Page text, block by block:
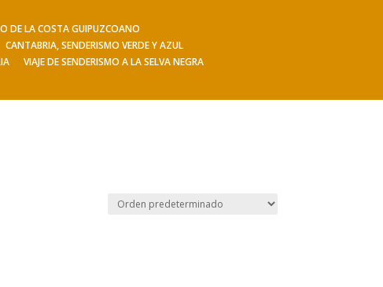
DE LA COSTA GUIPUZCOANO
CANTABRIA, SENDERISMO VERDE Y AZUL
VIAJE DE SENDERISMO A LA SELVA NEGRA
Viajes Hacerse socio Contacto